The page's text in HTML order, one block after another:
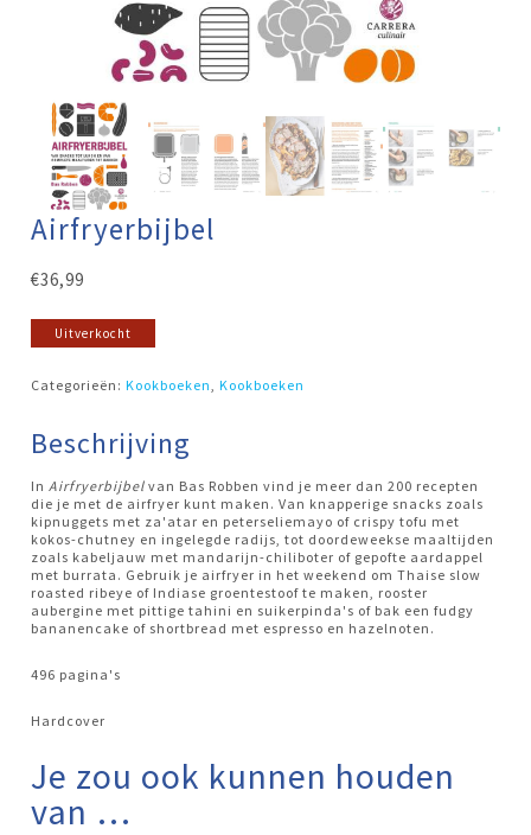
Airfryerbijbel
€36,99
Uitverkocht
Categorieën:Kookboeken ,Kookboeken
Beschrijving
In Airfryerbijbel van Bas Robben vind je meer dan 200 recepten
die je met de airfryer kunt maken. Van knapperige snacks zoals
kipnuggets met za'atar en peterseliemayo of crispy tofu met
kokos-chutney en ingelegde radijs, tot doordeweekse maaltijden
zoals kabeljauw met mandarijn-chiliboter of gepofte aardappel
met burrata. Gebruik je airfryer in het weekend om Thaise slow
roasted ribeye of Indiase groentestoof te maken, rooster
aubergine met pittige tahini en suikerpinda's of bak een fudgy
bananencake of shortbread met espresso en hazelnoten.
496 pagina's
Hardcover
Je zou ook kunnen houden
van …